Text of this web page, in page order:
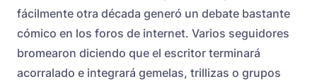
fácilmente otra década generó un debate bastante
cómico en los foros de internet. Varios seguidores
bromearon diciendo que el escritor terminará
acorralado e integrará gemelas, trillizas o grupos